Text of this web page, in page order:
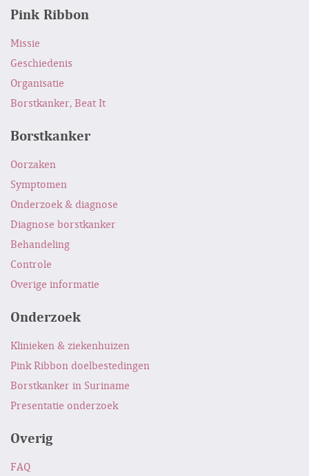
Pink Ribbon
Missie
Geschiedenis
Organisatie
Borstkanker, Beat It
Borstkanker
Oorzaken
Symptomen
Onderzoek & diagnose
Diagnose borstkanker
Behandeling
Controle
Overige informatie
Onderzoek
Klinieken & ziekenhuizen
Pink Ribbon doelbestedingen
Borstkanker in Suriname
Presentatie onderzoek
Overig
FAQ